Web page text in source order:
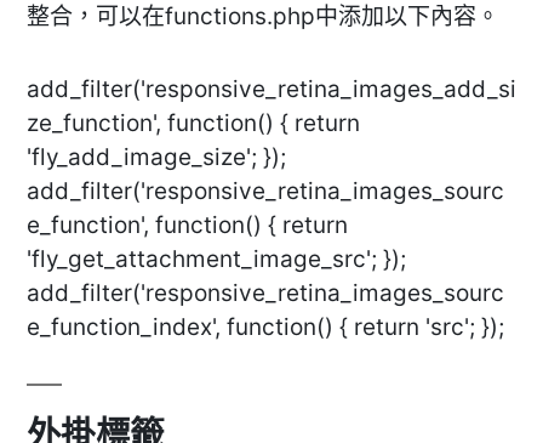
整合，可以在functions.php中添加以下內容。
add_filter('responsive_retina_images_add_si
ze_function', function() { return
'fly_add_image_size'; });
add_filter('responsive_retina_images_sourc
e_function', function() { return
'fly_get_attachment_image_src'; });
add_filter('responsive_retina_images_sourc
e_function_index', function() { return 'src'; });
外掛標籤